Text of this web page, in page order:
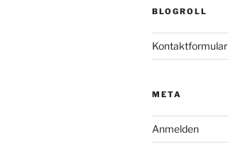
BLOGROLL
Kontaktformular
META
Anmelden